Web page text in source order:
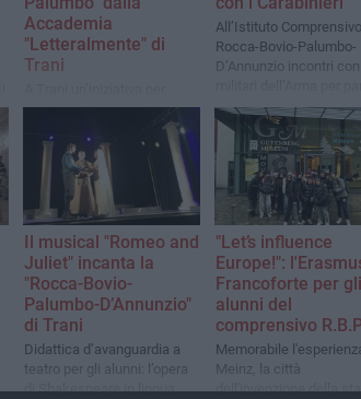
Accademia
"Letteralmente" di
Trani
promuovere la lettura tra gli
legame tra scuola,
associazioni e editoria
All’Istituto Comprensivo
Rocca-Bovio-Palumbo-
D’Annunzio incontri
di Costituzione, rispetto
delle regole e rischi
dipendenze
Il musical "Romeo and
Juliet" incanta la
"Rocca-Bovio-
Palumbo-D’Annunzio"
di Trani
Didattica d’avanguardia a
teatro per gli alunni: l’opera
di Shakespeare in lingua
"Let’s influence
Europe!":
Francoforte per gli
alunni del
comprensivo
Memorabile l'esperienza
Meinz, la città
dell'invenzione della